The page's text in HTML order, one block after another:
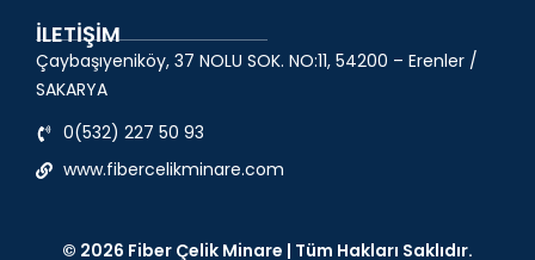
İLETİŞİM
Çaybaşıyeniköy, 37 NOLU SOK. NO:11, 54200 – Erenler /
SAKARYA
0(532) 227 50 93
www.fibercelikminare.com
© 2026 Fiber Çelik Minare | Tüm Hakları Saklıdır.